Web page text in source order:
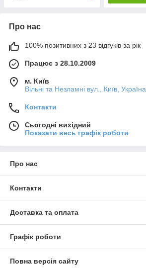
Про нас
100% позитивних з 23 відгуків за рік
Працює з 28.10.2009
м. Київ
Вільні та Незламні вул., Київ, Україна
Контакти
Сьогодні вихідний
Показати весь графік роботи
Про нас
Контакти
Доставка та оплата
Графік роботи
Повна версія сайту